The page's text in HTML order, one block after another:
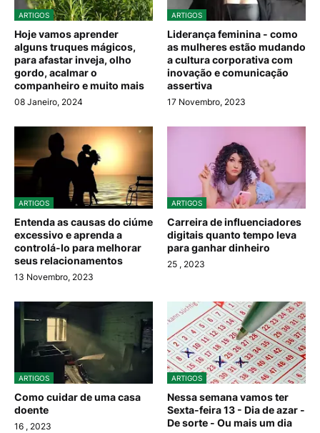
ARTIGOS
Hoje vamos aprender
alguns truques mágicos,
para afastar inveja, olho
gordo, acalmar o
companheiro e muito mais
08 Janeiro, 2024
ARTIGOS
Liderança feminina - como
as mulheres estão mudando
a cultura corporativa com
inovação e comunicação
assertiva
17 Novembro, 2023
ARTIGOS
Entenda as causas do ciúme
excessivo e aprenda a
controlá-lo para melhorar
seus relacionamentos
13 Novembro, 2023
ARTIGOS
Carreira de influenciadores
digitais quanto tempo leva
para ganhar dinheiro
25 , 2023
ARTIGOS
Como cuidar de uma casa
doente
16 , 2023
ARTIGOS
Nessa semana vamos ter
Sexta-feira 13 - Dia de azar -
De sorte - Ou mais um dia